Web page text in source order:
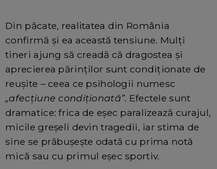
Din păcate, realitatea din România
confirmă și ea această tensiune. Mulți
tineri ajung să creadă că dragostea și
aprecierea părinților sunt condiționate de
reușite – ceea ce psihologii numesc
„afecțiune condiționată”. Efectele sunt
dramatice: frica de eșec paralizează curajul,
micile greșeli devin tragedii, iar stima de
sine se prăbușește odată cu prima notă
mică sau cu primul eșec sportiv.